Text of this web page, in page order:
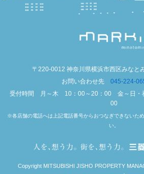
〒220-0012 神奈川県横浜市西区みなと
お問い合わせ先 045-224-
受付時間 月～木 10：00～20：00 金～日・
00
※各店舗の電話へは上記電話番号からおつなぎできないた
い。
Copyright MITSUBISHI JISHO PROPERTY